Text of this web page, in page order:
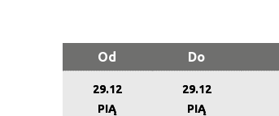
Od Do
29.12
PIĄ
29.12
PIĄ